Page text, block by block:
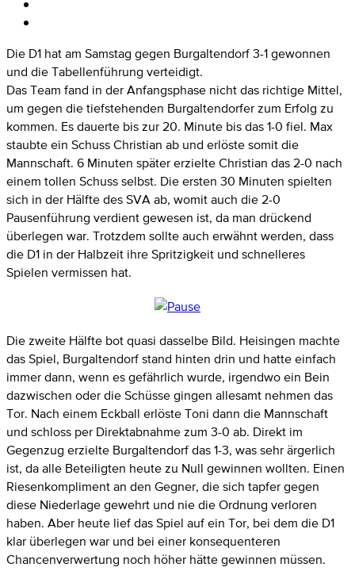
Die D1 hat am Samstag gegen Burgaltendorf 3-1 gewonnen
und die Tabellenführung verteidigt.
Das Team fand in der Anfangsphase nicht das richtige Mittel,
um gegen die tiefstehenden Burgaltendorfer zum Erfolg zu
kommen. Es dauerte bis zur 20. Minute bis das 1-0 fiel. Max
staubte ein Schuss Christian ab und erlöste somit die
Mannschaft. 6 Minuten später erzielte Christian das 2-0 nach
einem tollen Schuss selbst. Die ersten 30 Minuten spielten
sich in der Hälfte des SVA ab, womit auch die 2-0
Pausenführung verdient gewesen ist, da man drückend
überlegen war. Trotzdem sollte auch erwähnt werden, dass
die D1 in der Halbzeit ihre Spritzigkeit und schnelleres
Spielen vermissen hat.
Die zweite Hälfte bot quasi dasselbe Bild. Heisingen machte
das Spiel, Burgaltendorf stand hinten drin und hatte einfach
immer dann, wenn es gefährlich wurde, irgendwo ein Bein
dazwischen oder die Schüsse gingen allesamt nehmen das
Tor. Nach einem Eckball erlöste Toni dann die Mannschaft
und schloss per Direktabnahme zum 3-0 ab. Direkt im
Gegenzug erzielte Burgaltendorf das 1-3, was sehr ärgerlich
ist, da alle Beteiligten heute zu Null gewinnen wollten. Einen
Riesenkompliment an den Gegner, die sich tapfer gegen
diese Niederlage gewehrt und nie die Ordnung verloren
haben. Aber heute lief das Spiel auf ein Tor, bei dem die D1
klar überlegen war und bei einer konsequenteren
Chancenverwertung noch höher hätte gewinnen müssen.